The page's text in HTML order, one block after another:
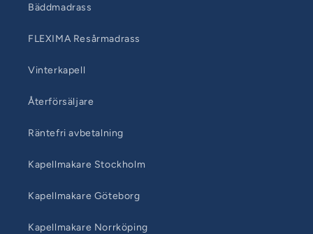
Bäddmadrass
FLEXIMA Resårmadrass
Vinterkapell
Återförsäljare
Räntefri avbetalning
Kapellmakare Stockholm
Kapellmakare Göteborg
Kapellmakare Norrköping